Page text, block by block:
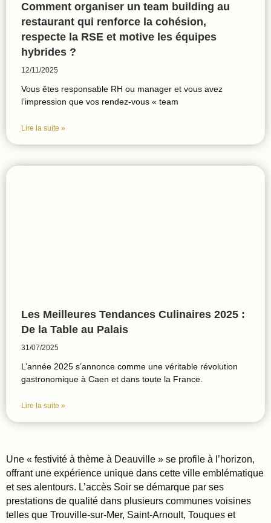
Comment organiser un team building au
restaurant qui renforce la cohésion,
respecte la RSE et motive les équipes
hybrides ?
12/11/2025
Vous êtes responsable RH ou manager et vous avez
l’impression que vos rendez‑vous « team
Lire la suite »
Les Meilleures Tendances Culinaires 2025 :
De la Table au Palais
31/07/2025
L’année 2025 s’annonce comme une véritable révolution
gastronomique à Caen et dans toute la France.
Lire la suite »
Une « festivité à thème à Deauville » se profile à l’horizon,
offrant une expérience unique dans cette ville emblématique
et ses alentours. L’accès Soir se démarque par ses
prestations de qualité dans plusieurs communes voisines
telles que Trouville-sur-Mer, Saint-Arnoult, Touques et